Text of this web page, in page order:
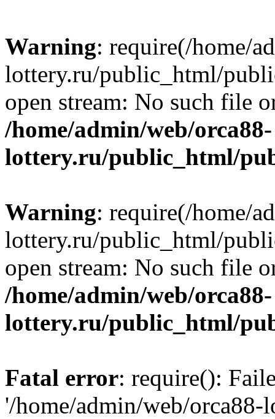
Warning: require(/home/
lottery.ru/public_html/
open stream: No such file
/home/admin/web/orca88-
lottery.ru/public_html/
Warning: require(/home/
lottery.ru/public_html/
open stream: No such file
/home/admin/web/orca88-
lottery.ru/public_html/
Fatal error: require():
'/home/admin/web/